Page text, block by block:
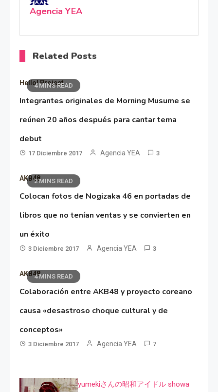
Agencia YEA
Related Posts
4 MINS READ
Hello! Project
Integrantes originales de Morning Musume se
reúnen 20 años después para cantar tema
debut
17 Diciembre 2017 Agencia YEA 3
2 MINS READ
AKB48
Colocan fotos de Nogizaka 46 en portadas de
libros que no tenían ventas y se convierten en
un éxito
3 Diciembre 2017 Agencia YEA 3
4 MINS READ
AKB48
Colaboración entre AKB48 y proyecto coreano
causa «desastroso choque cultural y de
conceptos»
3 Diciembre 2017 Agencia YEA 7
yumekiさんの昭和アイドル showa